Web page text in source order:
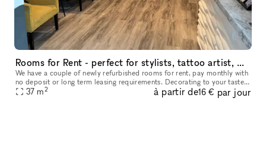
Rooms for Rent - perfect for stylists, tattoo artist, Counselors, Lash artists, massage therapists
We have a couple of newly refurbished rooms for rent, pay monthly with
no deposit or long term leasing requirements. Decorating to your taste
to meet your clients needs! Others long term Business own
37 m2 à partir de16 € par jour